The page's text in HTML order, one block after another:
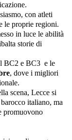
con atleti
le proprie regioni.
in luce le abilità
storie di
BC2 e BC3 e le
, dove i migliori
scena, Lecce si
italiano, ma
promuovono